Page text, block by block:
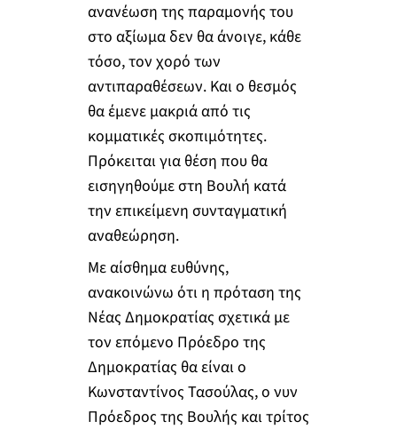
ανανέωση της παραμονής του
στο αξίωμα δεν θα άνοιγε, κάθε
τόσο, τον χορό των
αντιπαραθέσεων. Και ο θεσμός
θα έμενε μακριά από τις
κομματικές σκοπιμότητες.
Πρόκειται για θέση που θα
εισηγηθούμε στη Βουλή κατά
την επικείμενη συνταγματική
αναθεώρηση.
Με αίσθημα ευθύνης,
ανακοινώνω ότι η πρόταση της
Νέας Δημοκρατίας σχετικά με
τον επόμενο Πρόεδρο της
Δημοκρατίας θα είναι ο
Κωνσταντίνος Τασούλας, ο νυν
Πρόεδρος της Βουλής και τρίτος